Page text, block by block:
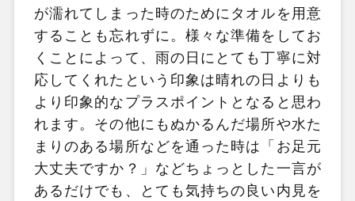
が濡れてしまった時のためにタオルを用意
することも忘れずに。様々な準備をしてお
くことによって、雨の日にとても丁寧に対
応してくれたという印象は晴れの日よりも
より印象的なプラスポイントとなると思わ
れます。その他にもぬかるんだ場所や水た
まりのある場所などを通った時は「お足元
大丈夫ですか？」などちょっとした一言が
あるだけでも、とても気持ちの良い内見を